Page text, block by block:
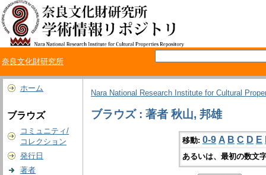
奈良文化財研究所
ホーム
ブラウズ
コミュニティ/
コレクション
発行日
著者
Nara National Research Institute for Cultural
ブラウズ : 著者 秋山, 邦雄
移動: 0-9 A B C D E
あるいは、最初の数文